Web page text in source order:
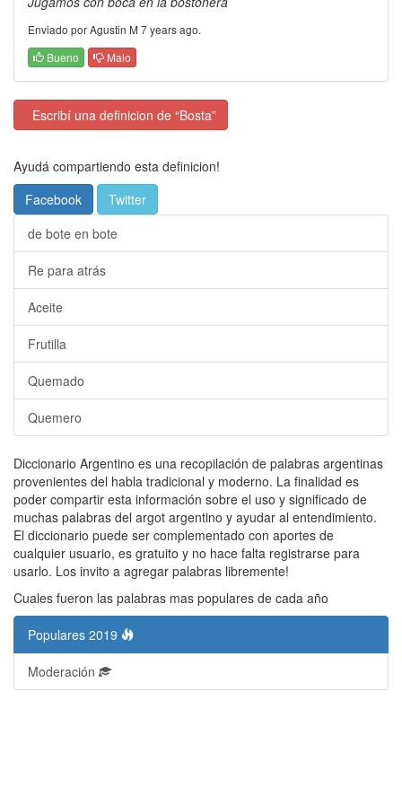
Enviado por Agustin M 7 years ago.
Bueno
Malo
Escribí una definicion de “Bosta”
Ayudá compartiendo esta definicion!
Facebook
Twitter
de bote en bote
Re para atrás
Aceite
Frutilla
Quemado
Quemero
Diccionario Argentino es una recopilación de palabras argentinas
provenientes del habla tradicional y moderno. La finalidad es
poder compartir esta información sobre el uso y significado de
muchas palabras del argot argentino y ayudar al entendimiento.
El diccionario puede ser complementado con aportes de
cualquier usuario, es gratuito y no hace falta registrarse para
usarlo. Los invito a agregar palabras libremente!
Cuales fueron las palabras mas populares de cada año
Populares 2019
Moderación